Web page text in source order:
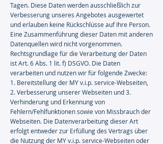
Tagen. Diese Daten werden ausschließlich zur
Verbesserung unseres Angebotes ausgewertet
und erlauben keine Rückschlüsse auf Ihre Person.
Eine Zusammenführung dieser Daten mit anderen
Datenquellen wird nicht vorgenommen.
Rechtsgrundlage für die Verarbeitung der Daten
ist Art. 6 Abs. 1 lit. f) DSGVO. Die Daten
verarbeiten und nutzen wir für folgende Zwecke:
1. Bereitstellung der MY v.i.p. service-Webseiten,
2. Verbesserung unserer Webseiten und 3.
Verhinderung und Erkennung von
Fehlern/Fehlfunktionen sowie von Missbrauch der
Webseiten. Die Datenverarbeitung dieser Art
erfolgt entweder zur Erfüllung des Vertrags über
die Nutzung der MY v.i.p. service-Webseiten oder